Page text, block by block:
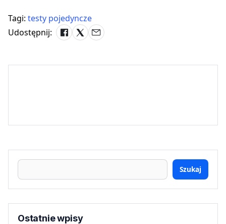
Tagi: testy pojedyncze
Udostępnij:
Szukaj
Ostatnie wpisy